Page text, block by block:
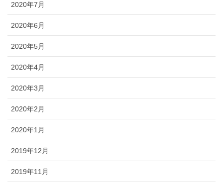
2020年7月
2020年6月
2020年5月
2020年4月
2020年3月
2020年2月
2020年1月
2019年12月
2019年11月